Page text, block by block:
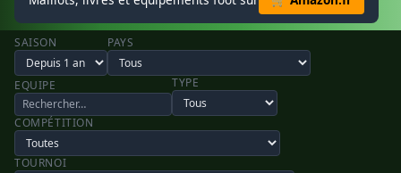
SAISON PAYS
EQUIPE TYPE
COMPÉTITION
TOURNOI